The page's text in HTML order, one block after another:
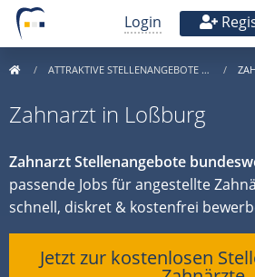
Login
ATTRAKTIVE STELLENANGEBOTE …
Zahnarzt in Loßburg
Zahnarzt Stellenangebote
passende Jobs für angestellte
schnell, diskret & kostenfrei
Jetzt zur kostenlosen